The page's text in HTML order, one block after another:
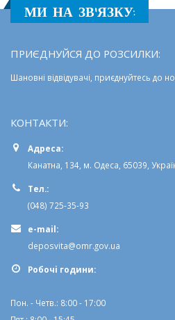
МИ НА ЗВ'ЯЗКУ:
ПРИЄДНУЙСЯ ДО РОЗСИЛКИ:
Шановні відвідувачі, приєднуйтесь до
КОНТАКТИ:
Адреса:
Канатна, 134, м. Одеса, 65039,
Тел.:
(048) 725-35-93
e-mail:
deposvita@omr.gov.ua
Робочi години:
Пон. - Четв.: 8:00 - 17:00